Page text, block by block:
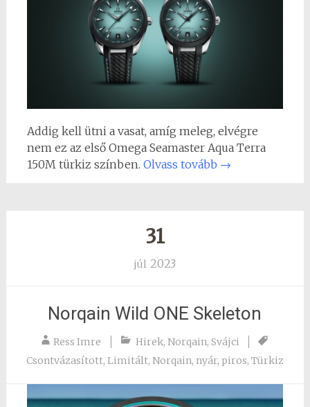
Addig kell ütni a vasat, amíg meleg, elvégre
nem ez az első Omega Seamaster Aqua Terra
150M türkiz színben. Olvass tovább →
31
júl 2023
Norqain Wild ONE Skeleton
Ress Imre Hirek, Norqain,Svájci
Csontvázasított, Limitált, Norqain, nyár, piros, Türkiz